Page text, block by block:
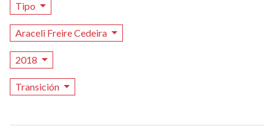
Tipo
Araceli Freire Cedeira
2018
Transición